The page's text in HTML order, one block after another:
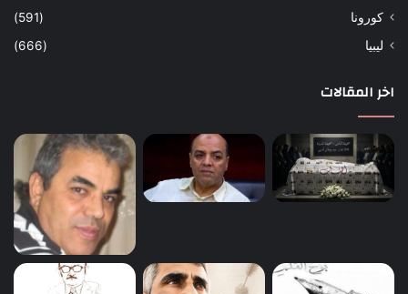
كورونا
(591)
ليبيا
(666)
اخر المقالات